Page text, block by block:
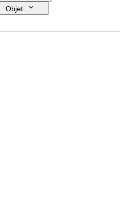
Objet